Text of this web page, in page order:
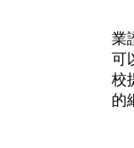
業
可
校
的